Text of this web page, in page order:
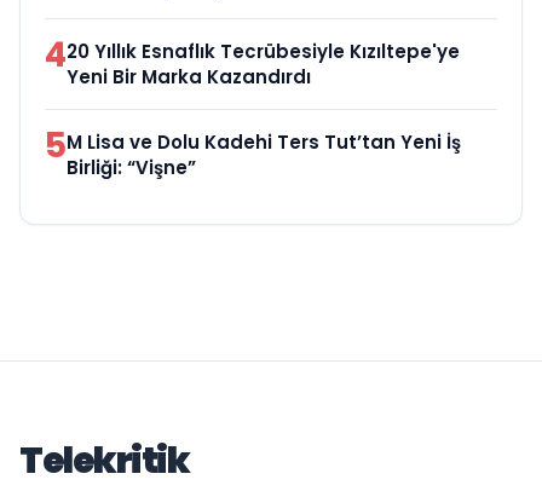
420 Yıllık Esnaflık Tecrübesiyle Kızıltepe'ye
Yeni Bir Marka Kazandırdı
5M Lisa ve Dolu Kadehi Ters Tut’tan Yeni İş
Birliği: “Vişne”
Telekritik